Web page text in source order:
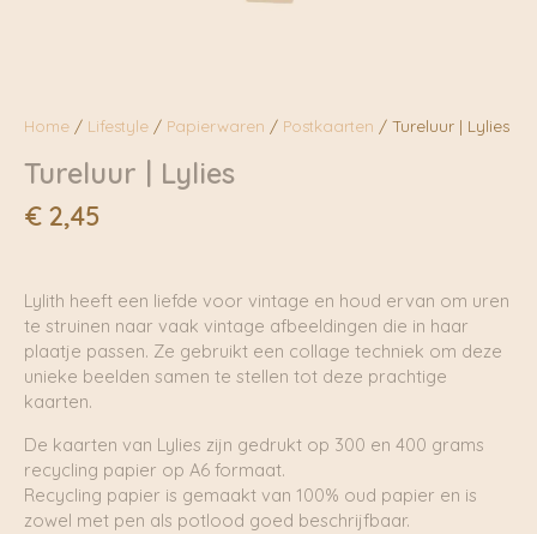
Home / Lifestyle / Papierwaren / Postkaarten / Tureluur | Lylies
Tureluur | Lylies
€ 2,45
Lylith heeft een liefde voor vintage en houd ervan om uren
te struinen naar vaak vintage afbeeldingen die in haar
plaatje passen. Ze gebruikt een collage techniek om deze
unieke beelden samen te stellen tot deze prachtige
kaarten.
De kaarten van Lylies zijn gedrukt op 300 en 400 grams
recycling papier op A6 formaat.
Recycling papier is gemaakt van 100% oud papier en is
zowel met pen als potlood goed beschrijfbaar.